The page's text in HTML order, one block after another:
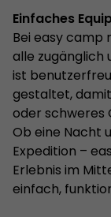
Einfaches
Bei easy camp
alle zugänglich
ist
gestaltet,
oder schweres
Ob eine Nacht
Expedition –
Erlebnis im
einfach,